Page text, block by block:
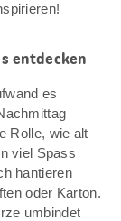
entdecken
es
Rolle, wie alt
viel Spass
hantieren
oder Karton.
umbindet